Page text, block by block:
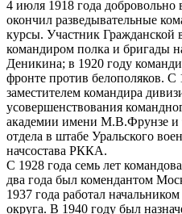
4 июля 1918 года
окончил разведывательные
курсы. Участник Гражданской
командиром полка и бригады
Деникина; в 1920 году
фронте против белополяков.
заместителем командира
усовершенствования
академии имени М.В.Фрунзе и
отдела в штабе Уральского
начсостава РККА.
С 1928 года семь лет
два года был комендантом
1937 года работал
округа. В 1940 году был